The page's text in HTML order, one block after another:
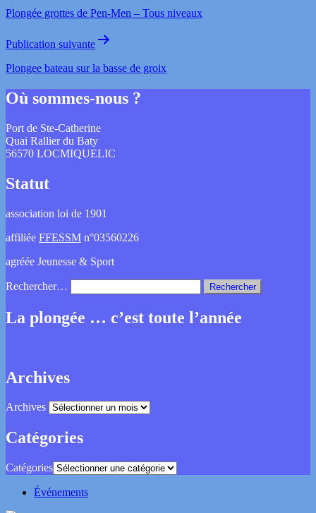
Plongée grottes de Pen-Men – Tous niveaux
Publication suivante
Plongee bateau sur la basse de groix
Où sommes-nous ?
Port de Ste-Catherine
Quai Rallier du Baty
56570 LOCMIQUELIC
Statut
association loi de 1901
affiliée FFESSM n°03560226
agréée Jeunesse & Sport
Rechercher…
La plongée … c’est toute l’année
Archives
Archives
Catégories
Catégories
Événements